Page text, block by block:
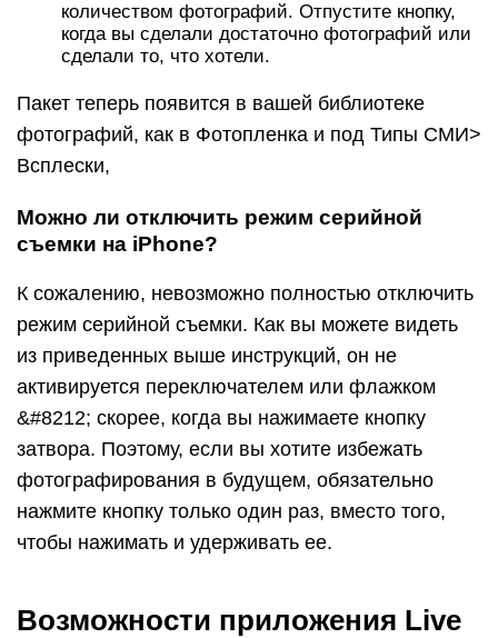
количеством фотографий. Отпустите кнопку,
когда вы сделали достаточно фотографий или
сделали то, что хотели.
Пакет теперь появится в вашей библиотеке
фотографий, как в Фотопленка и под Типы СМИ>
Всплески,
Можно ли отключить режим серийной
съемки на iPhone?
К сожалению, невозможно полностью отключить
режим серийной съемки. Как вы можете видеть
из приведенных выше инструкций, он не
активируется переключателем или флажком
&#8212; скорее, когда вы нажимаете кнопку
затвора. Поэтому, если вы хотите избежать
фотографирования в будущем, обязательно
нажмите кнопку только один раз, вместо того,
чтобы нажимать и удерживать ее.
Возможности приложения Live